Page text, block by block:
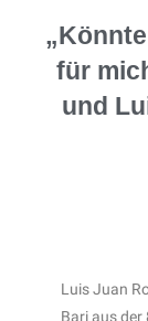
für
und
Luis Juan
Bari aus der